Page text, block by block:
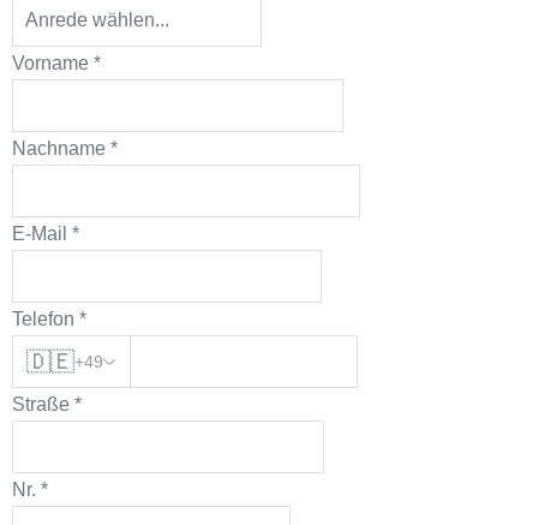
Vorname *
Nachname *
E-Mail *
Telefon *
🇩🇪+49
Straße *
Nr. *